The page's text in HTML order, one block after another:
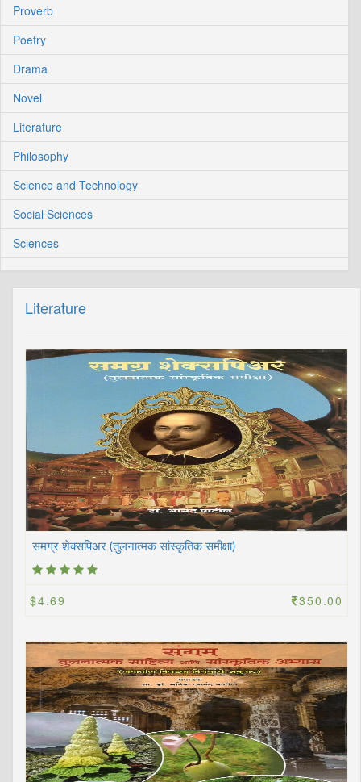
Proverb
Poetry
Drama
Novel
Literature
Philosophy
Science and Technology
Social Sciences
Sciences
Literature
समग्र शेक्सपिअर (तुलनात्मक सांस्कृतिक समीक्षा)
$4.69 350.00